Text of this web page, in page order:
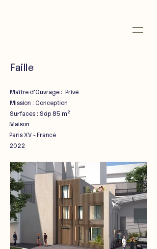
Faille
Maître d'Ouvrage : Privé
Mission : Conception
Surfaces : Sdp 85 m²
Maison
Paris XV - France
2022